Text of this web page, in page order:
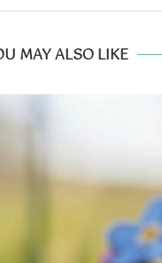
MAY ALSO LIKE